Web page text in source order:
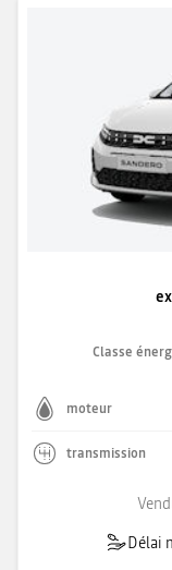
Classe
moteur
transmission
Délai